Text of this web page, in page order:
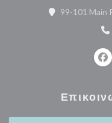
99-101 Main